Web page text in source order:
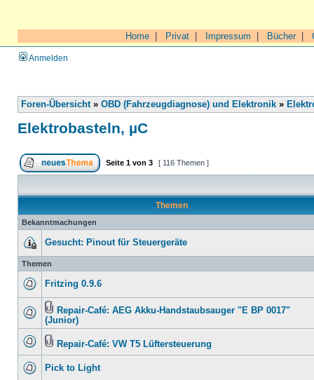
Home Privat Impressum Bücher|
Anmelden
Foren-Übersicht» OBD (Fahrzeugdiagnose) und Elektronik »
Elektrobasteln, µC
Seite 1 von 3 [ 116 Themen ]
Themen
Bekanntmachungen
Gesucht: Pinout für Steuergeräte
Themen
Fritzing 0.9.6
Repair-Café: AEG Akku-Handstaubsauger "E BP 0017"
(Junior)
Repair-Café: VW T5 Lüftersteuerung
Pick to Light